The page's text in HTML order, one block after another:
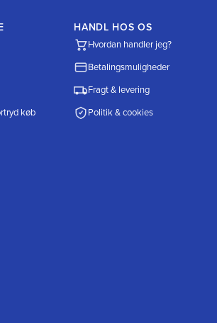
køb
HANDL HOS OS
Hvordan handler jeg?
Betalingsmuligheder
Fragt & levering
Politik & cookies